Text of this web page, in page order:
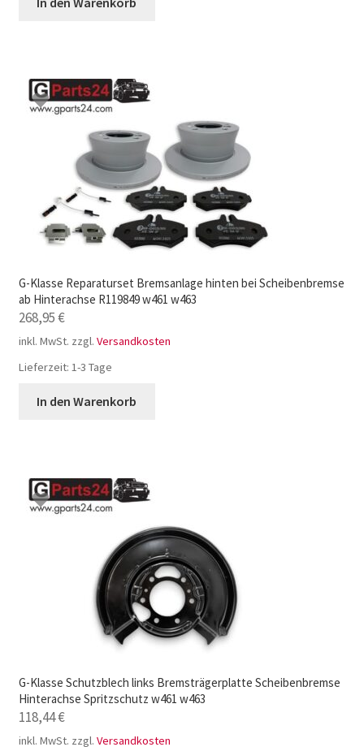
G-Klasse Reparaturset Bremsanlage hinten bei Scheibenbremse
ab Hinterachse R119849 w461 w463
268,95€
inkl. MwSt. zzgl. Versandkosten
Lieferzeit: 1-3 Tage
In den Warenkorb
G-Klasse Schutzblech links Bremsträgerplatte Scheibenbremse
Hinterachse Spritzschutz w461 w463
118,44€
inkl. MwSt. zzgl. Versandkosten